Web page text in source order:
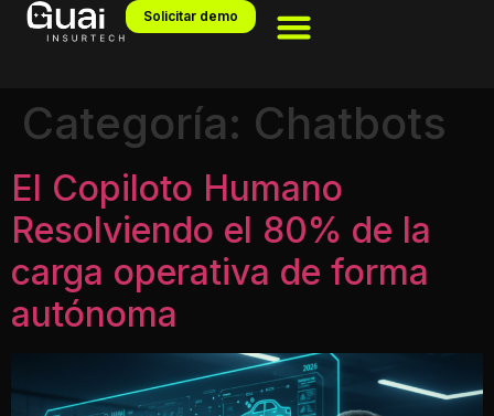
Solicitar demo
Categoría: Chatbots
El Copiloto Humano
Resolviendo el 80% de la
carga operativa de forma
autónoma